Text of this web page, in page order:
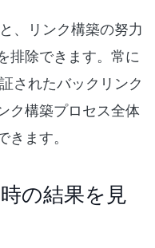
、リンク構築の努力
排除できます。常に
されたバックリンク
ク構築プロセス全体
ます。
の結果を見